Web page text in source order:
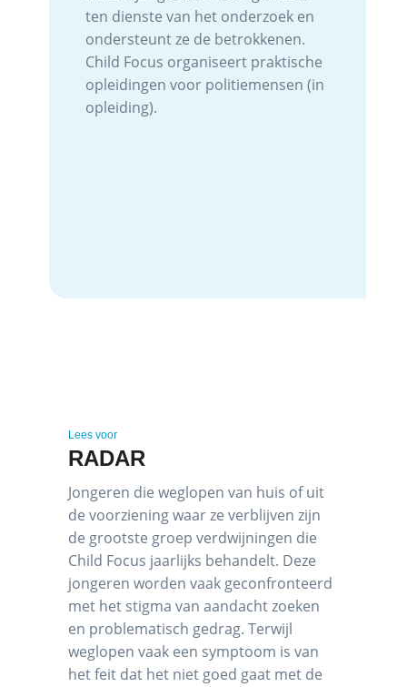
ten dienste van het onderzoek en
ondersteunt ze de betrokkenen.
Child Focus organiseert praktische
opleidingen voor politiemensen (in
opleiding).
Lees voor
RADAR
Jongeren die weglopen van huis of uit
de voorziening waar ze verblijven zijn
de grootste groep verdwijningen die
Child Focus jaarlijks behandelt. Deze
jongeren worden vaak geconfronteerd
met het stigma van aandacht zoeken
en problematisch gedrag. Terwijl
weglopen vaak een symptoom is van
het feit dat het niet goed gaat met de